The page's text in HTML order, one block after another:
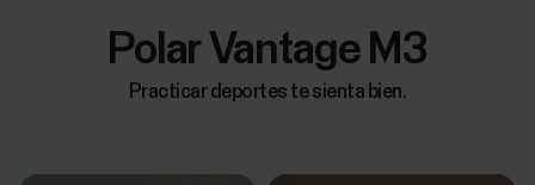
Polar Vantage M3
Practicar deportes te sienta bien.